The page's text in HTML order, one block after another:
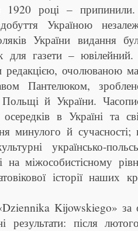
1920 році –
Україною
України видання
для газети –
редакцією, очолюваною
Пантелюком,
й України.
осередків в Україні та
минулого й сучасності;
українсько-
міжособистісному
історії наших
Kijowskiego» за
результати: після